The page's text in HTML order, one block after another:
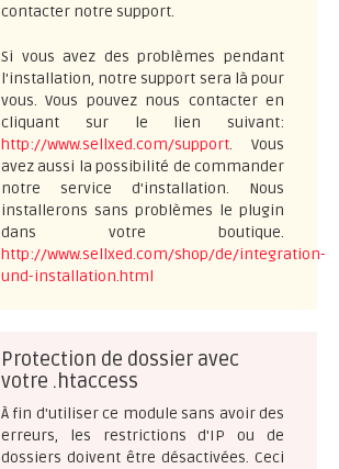
contacter notre support.
Si vous avez des problèmes pendant
l'installation, notre support sera là pour
vous. Vous pouvez nous contacter en
cliquant sur le lien suivant:
http://www.sellxed.com/support. Vous
avez aussi la possibilité de commander
notre service d'installation. Nous
installerons sans problèmes le plugin
dans votre boutique.
http://www.sellxed.com/shop/de/integration-
und-installation.html
Protection de dossier avec
votre .htaccess
À fin d'utiliser ce module sans avoir des
erreurs, les restrictions d'IP ou de
dossiers doivent être désactivées. Ceci